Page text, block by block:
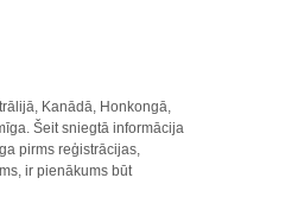
Kanādā, Honkongā,
Šeit sniegtā informācija
pirms reģistrācijas,
ir pienākums būt